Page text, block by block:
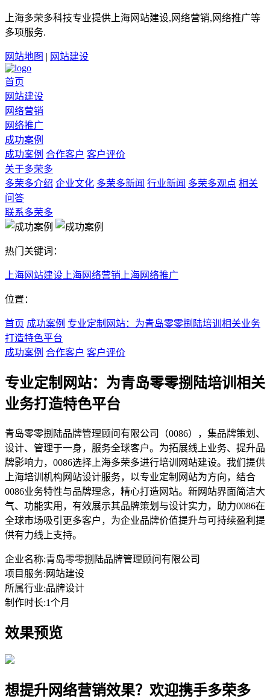
上海多荣多科技专业提供上海网站建设,网络营销,网络推广等
多项服务.
网站地图 | 网站建设
首页
网站建设
网络营销
网络推广
成功案例
成功案例 合作客户 客户评价
关于多荣多
多荣多介绍 企业文化 多荣多新闻 行业新闻 多荣多观点 相关
问答
联系多荣多
热门关键词：
上海网站建设 上海网络营销 上海网络推广
位置：
首页 成功案例 专业定制网站：为青岛零零捌陆培训相关业务
打造特色平台
成功案例 合作客户 客户评价
专业定制网站：为青岛零零捌陆培训相关
业务打造特色平台
青岛零零捌陆品牌管理顾问有限公司（0086），集品牌策划、
设计、管理于一身，服务全球客户。为拓展线上业务、提升品
牌影响力，0086选择上海多荣多进行培训网站建设。我们提供
上海培训机构网站设计服务，以专业定制网站为方向，结合
0086业务特性与品牌理念，精心打造网站。新网站界面简洁大
气、功能实用，有效展示其品牌策划与设计实力，助力0086在
全球市场吸引更多客户，为企业品牌价值提升与可持续盈利提
供有力线上支持。
企业名称:青岛零零捌陆品牌管理顾问有限公司
项目服务: 网站建设
所属行业:品牌设计
制作时长:1个月
效果预览
想提升网络营销效果？欢迎携手多荣多